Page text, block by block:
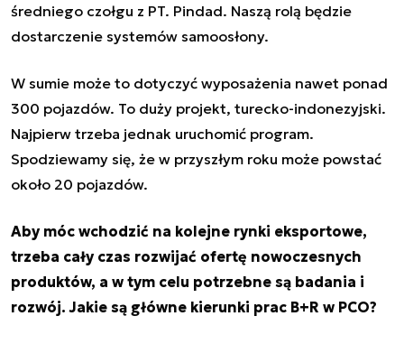
średniego czołgu z PT. Pindad. Naszą rolą będzie
dostarczenie systemów samoosłony.
W sumie może to dotyczyć wyposażenia nawet ponad
300 pojazdów. To duży projekt, turecko-indonezyjski.
Najpierw trzeba jednak uruchomić program.
Spodziewamy się, że w przyszłym roku może powstać
około 20 pojazdów.
Aby móc wchodzić na kolejne rynki eksportowe,
trzeba cały czas rozwijać ofertę nowoczesnych
produktów, a w tym celu potrzebne są badania i
rozwój. Jakie są główne kierunki prac B+R w PCO?